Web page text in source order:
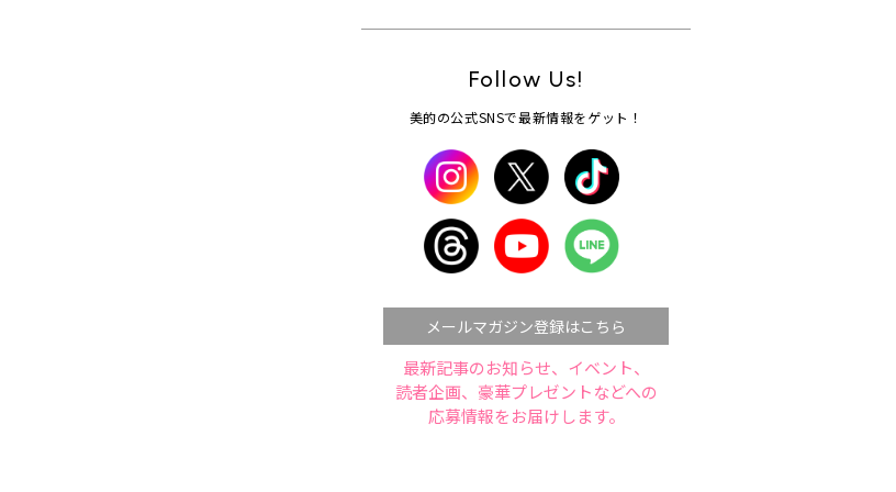
Follow Us!
美的の公式SNSで最新情報をゲット！
メールマガジン登録はこちら
最新記事のお知らせ、イベント、
読者企画、豪華プレゼントなどへの
応募情報をお届けします。